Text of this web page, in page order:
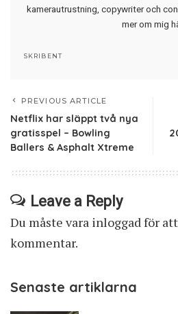
kamerautrustning, copywriter och
mer om mig
SKRIBENT
PREVIOUS ARTICLE
Netflix har släppt två nya
gratisspel – Bowling
Ballers & Asphalt Xtreme
Leave a Reply
Du måste vara inloggad för
kommentar.
Senaste artiklarna